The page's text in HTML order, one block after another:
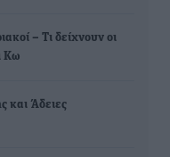
– Τι δείχνουν οι
Κω
και Άδειες